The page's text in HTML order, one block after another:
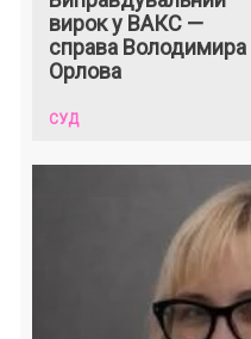
вирок у ВАКС —
справа Володимира
Орлова
СУД